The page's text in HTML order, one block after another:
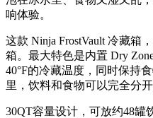
响体验。
这款 Ninja FrostVault 冷藏箱
箱。最大特色是内置 Dry
40°F的冷藏温度，同时保持
里，饮料和食物可以完全分开
30QT容量设计，可放约48罐